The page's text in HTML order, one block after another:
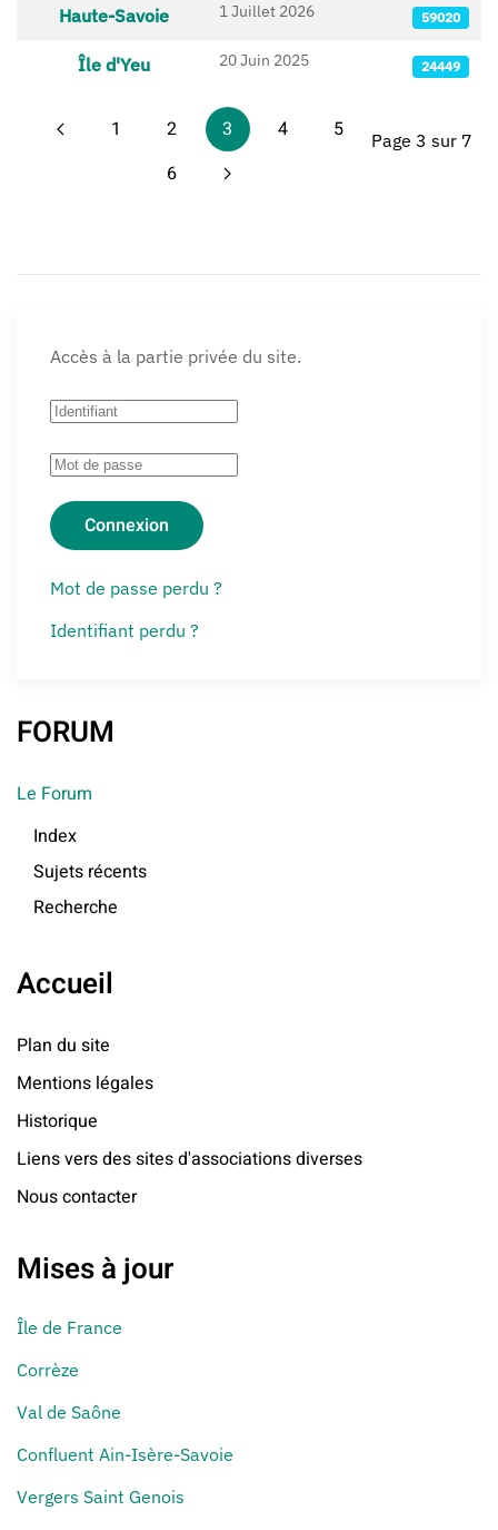
Haute-Savoie 1 Juillet 2026 59020
Île d'Yeu 20 Juin 2025 24449
Page 3 sur 7
1 2 3 4
5
6
Accès à la partie privée du site.
Connexion
Mot de passe perdu ?
Identifiant perdu ?
FORUM
Le Forum
Index
Sujets récents
Recherche
Accueil
Plan du site
Mentions légales
Historique
Liens vers des sites d'associations diverses
Nous contacter
Mises à jour
Île de France
Corrèze
Val de Saône
Confluent Ain-Isère-Savoie
Vergers Saint Genois